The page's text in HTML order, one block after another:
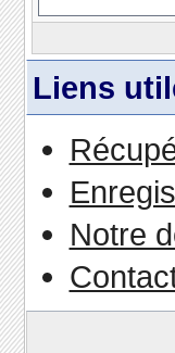
Liens
Notre